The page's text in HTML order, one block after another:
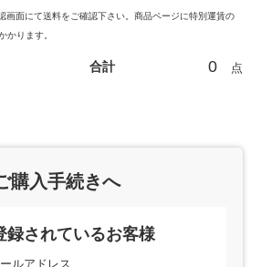
画面にて送料をご確認下さい。商品ページに特別運賃の
かります。
合計 0 点
購入手続きへ
録されているお客様
ルアドレス